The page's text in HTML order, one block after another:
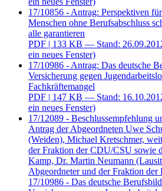
17/10856 - Antrag: Perspektiven
Menschen ohne Berufsabschluss
alle garantieren
PDF | 133 KB — Stand:
ein neues Fenster)
17/10986 - Antrag: Das deutsche
Versicherung gegen
Fachkräftemangel
PDF | 147 KB — Stand:
ein neues Fenster)
17/12089 - Beschlussempfehlung
Antrag der Abgeordneten Uwe
(Weiden), Michael Kretschmer,
der Fraktion der CDU/CSU sowie
Kamp, Dr. Martin Neumann
Abgeordneter und der Fraktion der
17/10986 - Das deutsche